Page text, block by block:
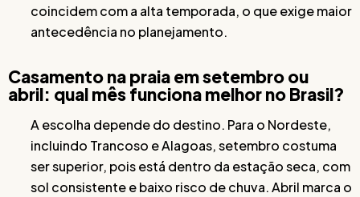
coincidem com a alta temporada, o que exige maior
antecedência no planejamento.
Casamento na praia em setembro ou
abril: qual mês funciona melhor no Brasil?
A escolha depende do destino. Para o Nordeste,
incluindo Trancoso e Alagoas, setembro costuma
ser superior, pois está dentro da estação seca, com
sol consistente e baixo risco de chuva. Abril marca o